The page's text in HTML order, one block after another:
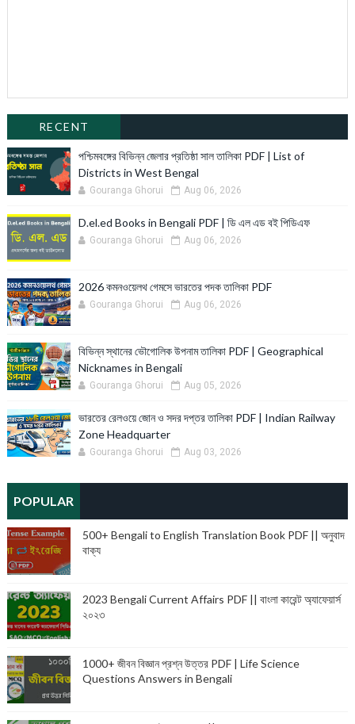
RECENT
পশ্চিমবঙ্গের বিভিন্ন জেলার প্রতিষ্ঠা সাল তালিকা PDF | List of
Districts in West Bengal
Gouranga Ghorui Aug 06, 2026
D.el.ed Books in Bengali PDF | ডি এল এড বই পিডিএফ
Gouranga Ghorui Aug 06, 2026
2026 কমনওয়েলথ গেমসে ভারতের পদক তালিকা PDF
Gouranga Ghorui Aug 06, 2026
বিভিন্ন স্থানের ভৌগোলিক উপনাম তালিকা PDF | Geographical
Nicknames in Bengali
Gouranga Ghorui Aug 05, 2026
ভারতের রেলওয়ে জোন ও সদর দপ্তর তালিকা PDF | Indian Railway
Zone Headquarter
Gouranga Ghorui Aug 03, 2026
POPULAR
500+ Bengali to English Translation Book PDF || অনুবাদ
বাক্য
2023 Bengali Current Affairs PDF || বাংলা কারেন্ট অ্যাফেয়ার্স
২০২৩
1000+ জীবন বিজ্ঞান প্রশ্ন উত্তর PDF | Life Science
Questions Answers in Bengali